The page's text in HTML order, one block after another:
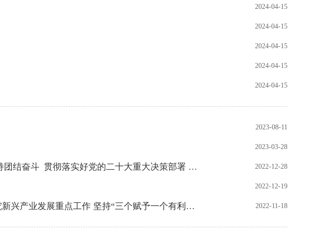
2024-04-15
2024-04-15
2024-04-15
2024-04-15
2024-04-15
2023-08-11
2023-03-28
中共中央政治局召开民主生活会强调 坚持团结奋斗 贯彻落实好党的二十大重大决策部署 中共... 2022-12-28
2022-12-19
王君正主持召开自治区党委专题会议 研究新兴产业发展重点工作 坚持“三个赋予一个有利于” ... 2022-11-18